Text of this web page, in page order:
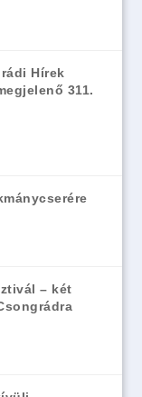
Hírek
311.
– két